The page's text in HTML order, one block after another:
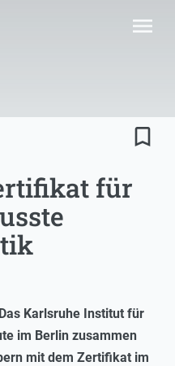
menu
bookmark_border
für
Karlsruhe Institut für
im Berlin zusammen
mit dem Zertifikat im